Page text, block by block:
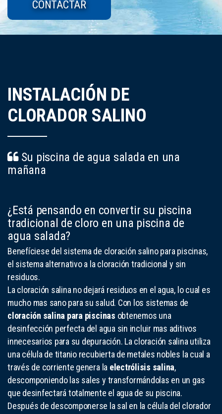
CONTACTAR
INSTALACIÓN DE
CLORADOR SALINO
Su piscina de agua salada en una
mañana
¿Está pensando en convertir su piscina
tradicional de cloro en una piscina de
agua salada?
Benefíciese del sistema de cloración salino para piscinas,
el sistema alternativo a la cloración tradicional y sin
residuos.
La cloración salina no dejará residuos en el agua, lo cual es
mucho mas sano para su salud. Con los sistemas de
cloración salina para piscinas obtenemos una
desinfección perfecta del agua sin incluir mas aditivos
innecesarios para su depuración. La cloración salina utiliza
una célula de titanio recubierta de metales nobles la cual a
través de corriente genera la electrólisis salina,
descomponiendo las sales y transformándolas en un gas
que desinfectará totalmente el agua de su piscina.
Después de descomponerse la sal en la célula del clorador